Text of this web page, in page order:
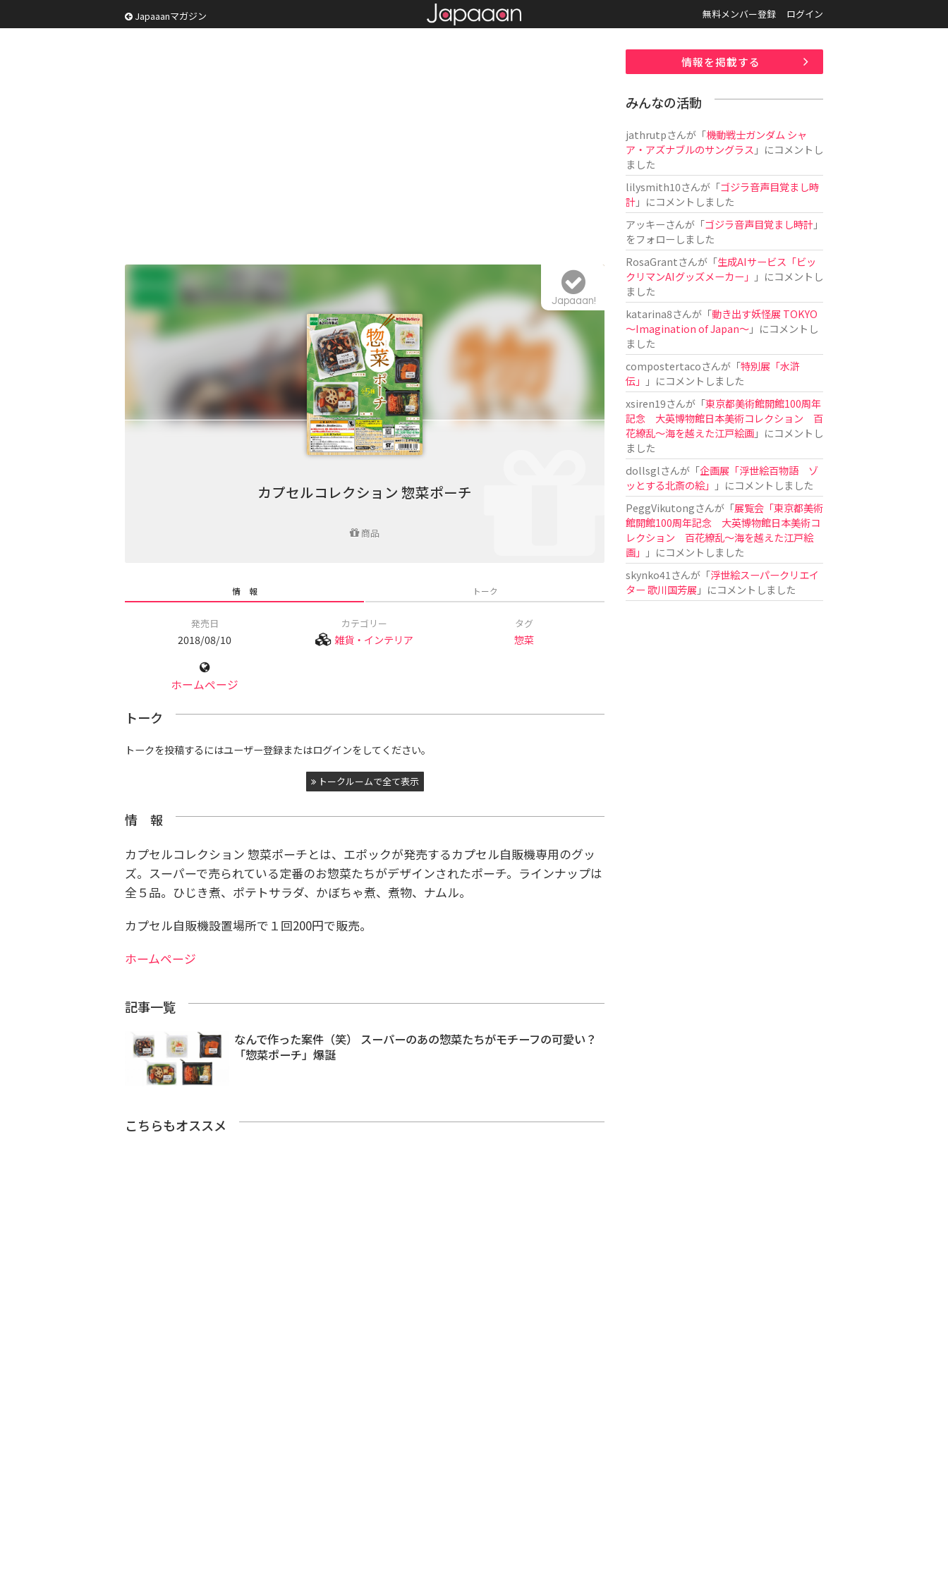
Japaaanマガジン 無料メンバー登録 ログイン
カプセルコレクション 惣菜ポーチ
商品
Japaaan!
情 報 トーク
発売日
2018/08/10
カテゴリー
雑貨・インテリア
タグ
惣菜
ホームページ
トーク
トークを投稿するにはユーザー登録またはログインをしてください。
トークルームで全て表示
情 報
カプセルコレクション 惣菜ポーチとは、エポックが発売するカプセル自販機専用のグッ
ズ。スーパーで売られている定番のお惣菜たちがデザインされたポーチ。ラインナップは
全５品。ひじき煮、ポテトサラダ、かぼちゃ煮、煮物、ナムル。
カプセル自販機設置場所で１回200円で販売。
ホームページ
記事一覧
なんで作った案件（笑） スーパーのあの惣菜たちがモチーフの可愛い？
「惣菜ポーチ」爆誕
こちらもオススメ
情報を掲載する
みんなの活動
jathrutpさんが「機動戦士ガンダム シャ
ア・アズナブルのサングラス 」にコメントし
ました
lilysmith10さんが「ゴジラ音声目覚まし時
計」にコメントしました
アッキーさんが「ゴジラ音声目覚まし時計」
をフォローしました
RosaGrantさんが「生成AIサービス「ビッ
クリマンAIグッズメーカー」
」にコメントし
ました
katarina8さんが「動き出す妖怪展 TOKYO
〜Imagination of Japan〜」にコメントし
ました
compostertacoさんが「特別展「水滸
伝」
」にコメントしました
xsiren19さんが「東京都美術館開館100周年
記念 大英博物館日本美術コレクション 百
花繚乱～海を越えた江戸絵画」にコメントし
ました
dollsglさんが「企画展「浮世絵百物語 ゾ
ッとする北斎の絵」
」にコメントしました
PeggVikutongさんが「展覧会「東京都美術
館開館100周年記念 大英博物館日本美術コ
レクション 百花繚乱〜海を越えた江戸絵
画」
」にコメントしました
skynko41 さんが「浮世絵スーパークリエイ
ター 歌川国芳展 」にコメントしました